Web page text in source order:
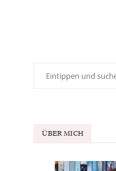
ÜBER MICH